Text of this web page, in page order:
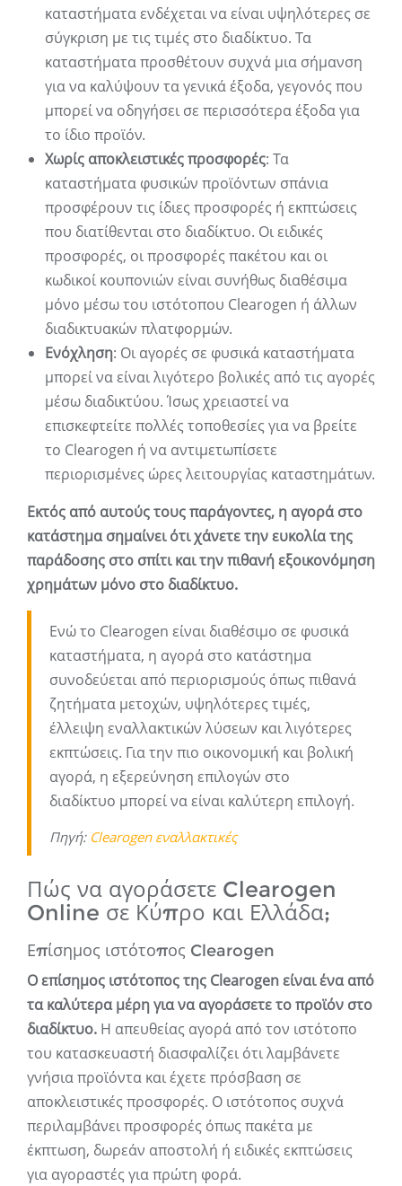
καταστήματα ενδέχεται να είναι υψηλότερες σε
σύγκριση με τις τιμές στο διαδίκτυο. Τα
καταστήματα προσθέτουν συχνά μια σήμανση
για να καλύψουν τα γενικά έξοδα, γεγονός που
μπορεί να οδηγήσει σε περισσότερα έξοδα για
το ίδιο προϊόν.
Χωρίς αποκλειστικές προσφορές: Τα
καταστήματα φυσικών προϊόντων σπάνια
προσφέρουν τις ίδιες προσφορές ή εκπτώσεις
που διατίθενται στο διαδίκτυο. Οι ειδικές
προσφορές, οι προσφορές πακέτου και οι
κωδικοί κουπονιών είναι συνήθως διαθέσιμα
μόνο μέσω του ιστότοπου Clearogen ή άλλων
διαδικτυακών πλατφορμών.
Ενόχληση: Οι αγορές σε φυσικά καταστήματα
μπορεί να είναι λιγότερο βολικές από τις αγορές
μέσω διαδικτύου. Ίσως χρειαστεί να
επισκεφτείτε πολλές τοποθεσίες για να βρείτε
το Clearogen ή να αντιμετωπίσετε
περιορισμένες ώρες λειτουργίας καταστημάτων.
Εκτός από αυτούς τους παράγοντες, η αγορά στο
κατάστημα σημαίνει ότι χάνετε την ευκολία της
παράδοσης στο σπίτι και την πιθανή εξοικονόμηση
χρημάτων μόνο στο διαδίκτυο.
Ενώ το Clearogen είναι διαθέσιμο σε φυσικά
καταστήματα, η αγορά στο κατάστημα
συνοδεύεται από περιορισμούς όπως πιθανά
ζητήματα μετοχών, υψηλότερες τιμές,
έλλειψη εναλλακτικών λύσεων και λιγότερες
εκπτώσεις. Για την πιο οικονομική και βολική
αγορά, η εξερεύνηση επιλογών στο
διαδίκτυο μπορεί να είναι καλύτερη επιλογή.
Πηγή: Clearogen εναλλακτικές
Πώς να αγοράσετε Clearogen
Online σε Κύπρο και Ελλάδα;
Επίσημος ιστότοπος Clearogen
Ο επίσημος ιστότοπος της Clearogen είναι ένα από
τα καλύτερα μέρη για να αγοράσετε το προϊόν στο
διαδίκτυο. Η απευθείας αγορά από τον ιστότοπο
του κατασκευαστή διασφαλίζει ότι λαμβάνετε
γνήσια προϊόντα και έχετε πρόσβαση σε
αποκλειστικές προσφορές. Ο ιστότοπος συχνά
περιλαμβάνει προσφορές όπως πακέτα με
έκπτωση, δωρεάν αποστολή ή ειδικές εκπτώσεις
για αγοραστές για πρώτη φορά.